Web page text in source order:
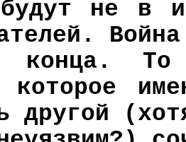
не в
конца.
которое
другой